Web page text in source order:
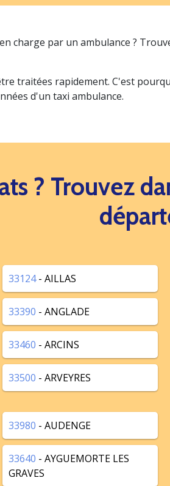
charge par un ambulance ?
traitées rapidement. C'est
d'un taxi ambulance.
? Trouvez
33124- AILLAS
33390 - ANGLADE
33460 - ARCINS
33500 - ARVEYRES
33980 - AUDENGE
33640 - AYGUEMORTE LES
GRAVES